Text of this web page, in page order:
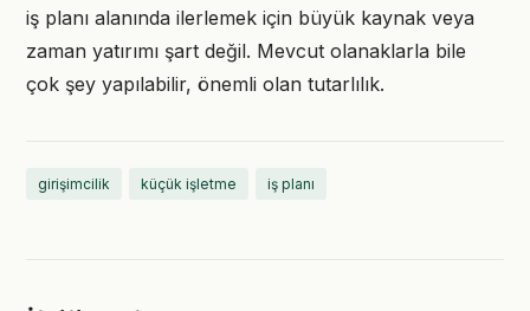
iş planı alanında ilerlemek için büyük kaynak veya
zaman yatırımı şart değil. Mevcut olanaklarla bile
çok şey yapılabilir, önemli olan tutarlılık.
girişimcilik küçük işletme iş planı